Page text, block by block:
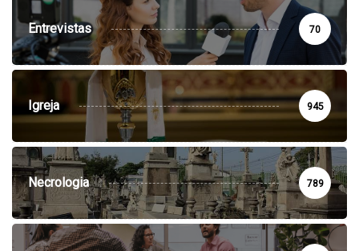
Entrevistas 70
Igreja 945
Necrologia 789